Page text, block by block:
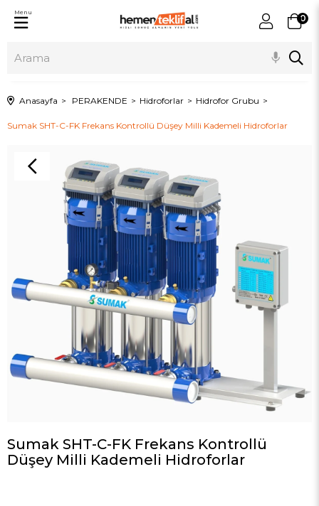
0
Menu
Anasayfa PERAKENDE Hidroforlar Hidrofor Grubu
Sumak SHT-C-FK Frekans Kontrollü Düşey Milli Kademeli Hidroforlar
Sumak SHT-C-FK Frekans Kontrollü
Düşey Milli Kademeli Hidroforlar